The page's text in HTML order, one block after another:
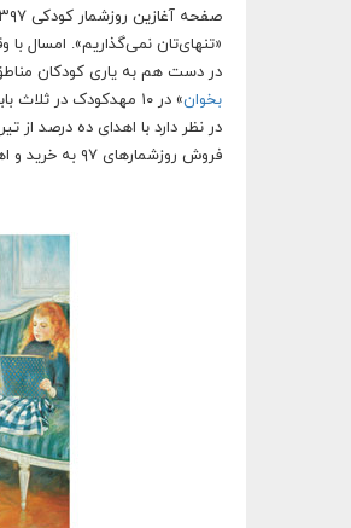
«تنهای‌تان نمی‌گذاریم». امسال
در دست هم به یاری کودکان مناطق
بخوان
» در ۱۰ مهدکودک در
فروش روزشمارهای ۹۷ به خرید و اهدای کتاب به کودکان این مناطق، همچنان همراه و یاری‌رسان این کودکان در بحران باشد.